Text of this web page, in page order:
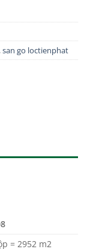
,san go loctienphat
= 2952 m2